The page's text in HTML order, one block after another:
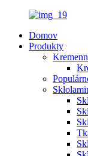
Domov
Produkty